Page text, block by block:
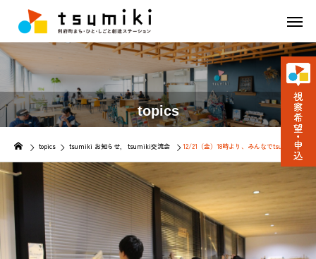
topics
topics tsumiki お知らせ tsumiki交流会 12/21（金）18時より、みんなでtsumikiの大